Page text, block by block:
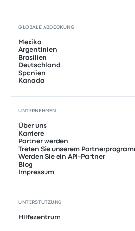
GLOBALE ABDECKUNG
Mexiko
Argentinien
Brasilien
Deutschland
Spanien
Kanada
UNTERNEHMEN
Über uns
Karriere
Partner werden
Treten Sie unserem
Werden Sie ein API-Partner
Blog
Impressum
UNTERSTÜTZUNG
Hilfezentrum